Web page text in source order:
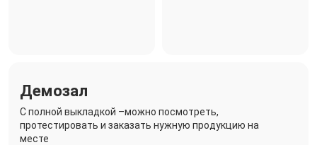
Демозал
C полной выкладкой –можно посмотреть,
протестировать и заказать нужную продукцию на
месте